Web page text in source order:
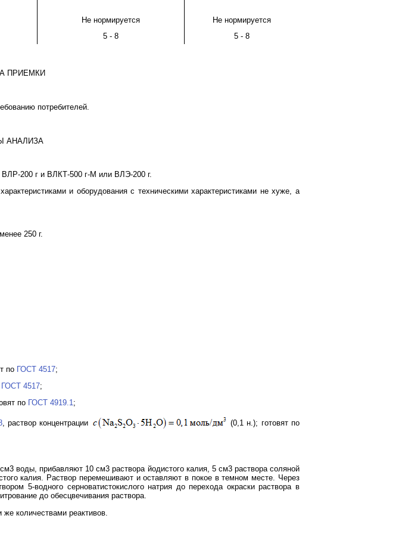
Не нормируется
Не нормируется
5 - 8 5 - 8
ПРИЕМКИ
потребителей.
АНАЛИЗА
ВЛР-200 г и ВЛКТ-500 г-М или ВЛЭ-200 г.
и оборудования с техническими характеристиками не хуже, а
250 г.
по ГОСТ 4517;
ГОСТ 4517;
по ГОСТ 4919.1;
, раствор концентрации
(0,1 н.); готовят по
воды, прибавляют 10 см3 раствора йодистого калия, 5 см3 раствора соляной
калия. Раствор перемешивают и оставляют в покое в темном месте. Через
5-водного серноватистокислого натрия до перехода окраски раствора в
до обесцвечивания раствора.
количествами реактивов.